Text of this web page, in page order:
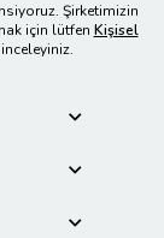
Şirketimizin
için lütfen Kişisel
inceleyiniz.